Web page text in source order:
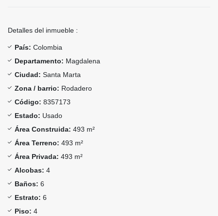
Detalles del inmueble :
País: Colombia
Departamento: Magdalena
Ciudad: Santa Marta
Zona / barrio: Rodadero
Código: 8357173
Estado: Usado
Área Construida: 493 m²
Área Terreno: 493 m²
Área Privada: 493 m²
Alcobas: 4
Baños: 6
Estrato: 6
Piso: 4